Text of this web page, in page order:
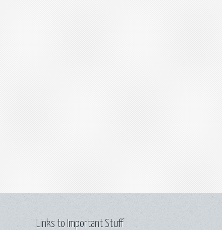
Links to Important Stuff